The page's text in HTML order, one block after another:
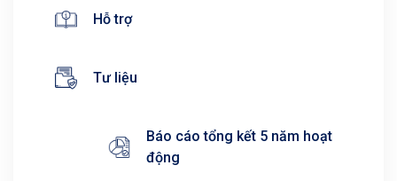
Hỗ trợ
Tư liệu
Báo cáo tổng kết 5 năm hoạt
động